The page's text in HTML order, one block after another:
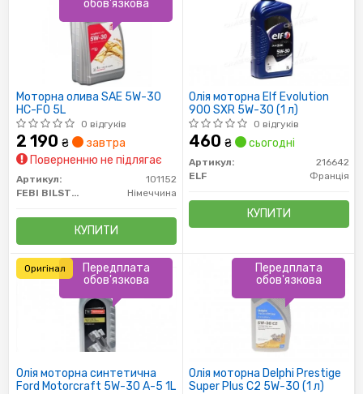
Моторна олива SAE 5W-30
HC-FO 5L
0 відгуків
2 190 ₴
завтра
Поверненню не підлягає
Артикул:
101152
FEBI BILSTEIN
Німеччина
КУПИТИ
обов'язкова
Олія моторна Elf Evolution
900 SXR 5W-30 (1 л)
0 відгуків
460 ₴ сьогодні
Артикул:
216642
ELF
Франція
КУПИТИ
Олія моторна синтетична
Ford Motorcraft 5W-30 A-5 1L
Передплата
обов'язкова
Оригінал
Олія моторна Delphi Prestige
Super Plus C2 5W-30 (1 л)
Передплата
обов'язкова